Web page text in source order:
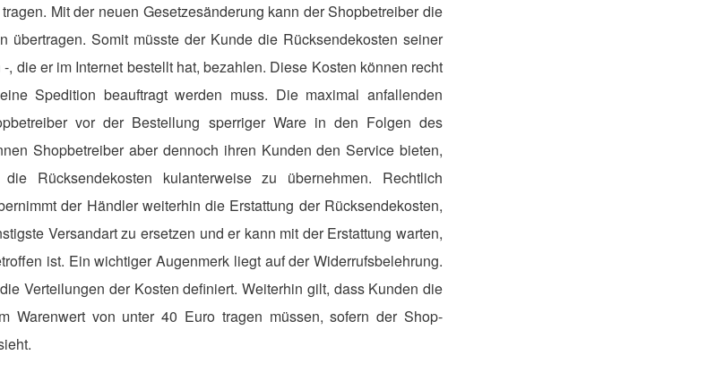
Mit der neuen Gesetzesänderung kann der Shopbetreiber die
übertragen. Somit müsste der Kunde die Rücksendekosten seiner
, die er im Internet bestellt hat, bezahlen. Diese Kosten können recht
Spedition beauftragt werden muss. Die maximal anfallenden
vor der Bestellung sperriger Ware in den Folgen des
Shopbetreiber aber dennoch ihren Kunden den Service bieten,
Rücksendekosten kulanterweise zu übernehmen. Rechtlich
der Händler weiterhin die Erstattung der Rücksendekosten,
Versandart zu ersetzen und er kann mit der Erstattung warten,
ist. Ein wichtiger Augenmerk liegt auf der Widerrufsbelehrung.
Verteilungen der Kosten definiert. Weiterhin gilt, dass Kunden die
Warenwert von unter 40 Euro tragen müssen, sofern der Shop-